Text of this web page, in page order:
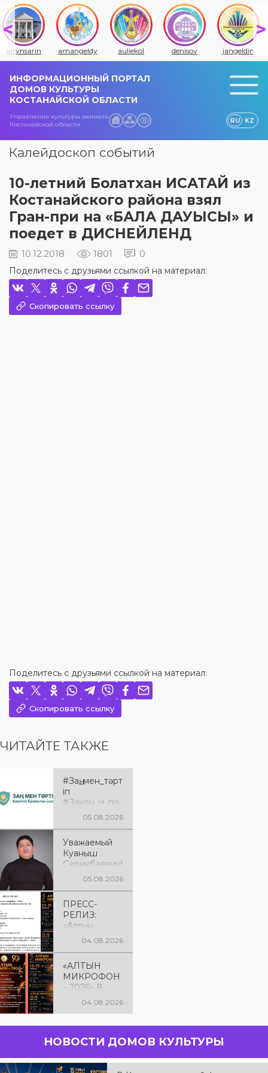
altynsarin amangeldy auliekol denisov jangeldin
ИНФОРМАЦИОННЫЙ ПОРТАЛ
ДОМОВ КУЛЬТУРЫ
КОСТАНАЙСКОЙ ОБЛАСТИ
Управления культуры акимата
Костанайской области
RU KZ
Калейдоскоп событий
10-летний Болатхан ИСАТАЙ из
Костанайского района взял
Гран-при на «БАЛА ДАУЫСЫ» и
поедет в ДИСНЕЙЛЕНД
10.12.2018 1801 0
Поделитесь с друзьями ссылкой на материал:
Скопировать ссылку
Поделитесь с друзьями ссылкой на материал:
Скопировать ссылку
ЧИТАЙТЕ ТАКЖЕ
#Заң_мен_тәрт
іп
#Закон_и_по
рядок05.08.2026
Уважаемый
Куаныш
Серикбаевич!
От всей
Вас с днём
рождения!
05.08.2026
ПРЕСС-
РЕЛИЗ:
«Алтын
микрофон –
ный конкурс
вокалистов
04.08.2026
«АЛТЫН
МИКРОФОН
– 2026» В
КОСТАНАЕ! С
Костанае
XXII
04.08.2026
НОВОСТИ ДОМОВ КУЛЬТУРЫ